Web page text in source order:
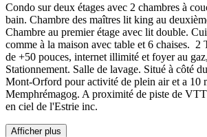
Condo sur deux étages avec 2 chambres à
bain. Chambre des maîtres lit king au
Chambre au premier étage avec lit double.
comme à la maison avec table et 6 chaises. 2
de +50 pouces, internet illimité et foyer au
Stationnement. Salle de lavage. Situé à côté
Mont-Orford pour activité de plein air et a 10
Memphrémagog. A proximité de piste de
en ciel de l'Estrie inc.
Afficher plus